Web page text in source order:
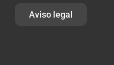
Aviso legal